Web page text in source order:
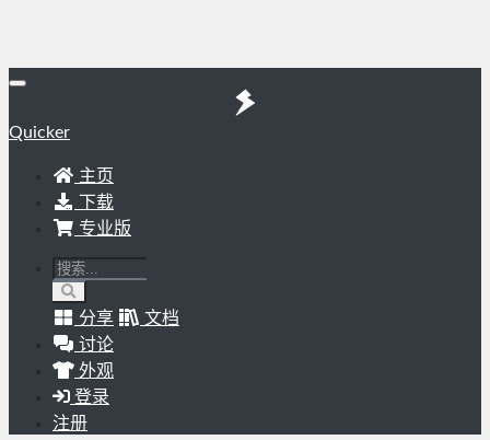
Quicker
主页
下载
专业版
分享
文档
讨论
外观
登录
注册